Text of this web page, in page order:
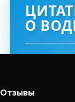
О
Отзывы